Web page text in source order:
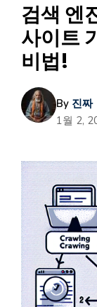
검색 엔
사이트
비법!
By 진짜
1월 2,